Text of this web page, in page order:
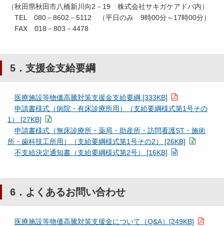
（秋田県秋田市八橋新川向2－19 株式会社サキガケアドバ内）
TEL 080－8602－5112 （平日のみ 9時00分～17時00分）
FAX 018－803－4478
5．支援金支給要綱
医療施設等物価高騰対策支援金支給要綱 [333KB]
申請書様式（病院・有床診療所用）（支給要綱様式第1号その
1） [27KB]
申請書様式（無床診療所・薬局・助産所・訪問看護ST・施術
所・歯科技工所用）（支給要綱様式第1号その2） [26KB]
不支給決定通知書（支給要綱様式第2号） [16KB]
6．よくあるお問い合わせ
医療施設等物価高騰対策支援金について（Q&A）[249KB]